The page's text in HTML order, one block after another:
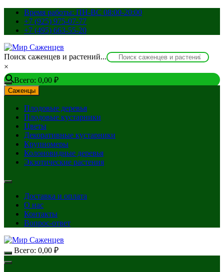
Перейти
содержимому
Время работы: ПН-ВС 08:00-20:00
+7 (925) 975-07-77
+7 (495) 663-55-20
Поиск саженцев и растений...
×
Всего: 0,00 ₽
Саженцы
Плодовые деревья
Плодовые кустарники
Цветы
Декоративные кустарники
Крупномеры
Колоновидные деревья
Экзотические растения
Доставка и оплата
О нас
Контакты
Вопрос-ответ
Всего: 0,00 ₽